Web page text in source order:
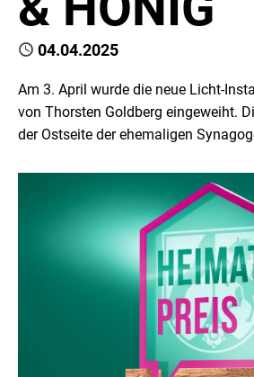
Published
04.04.2025
Am 3. April wurde die neue Licht-
von Thorsten Goldberg eingeweiht.
der Ostseite der ehemaligen